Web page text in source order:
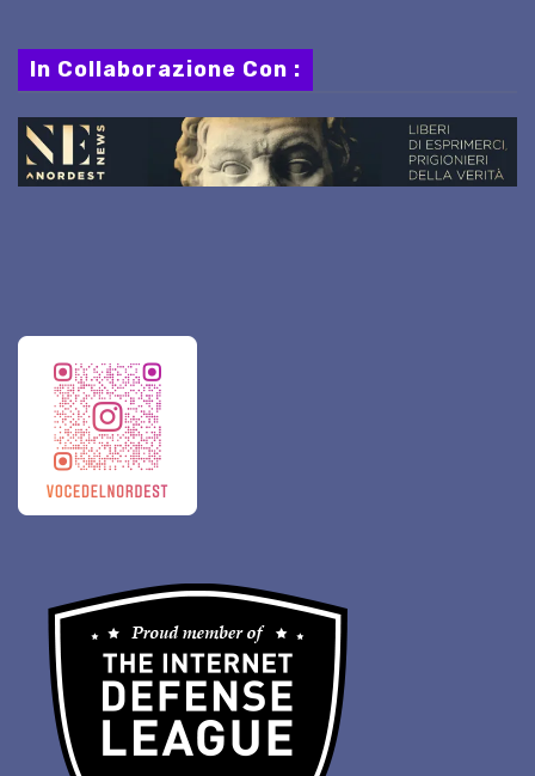
In Collaborazione Con :